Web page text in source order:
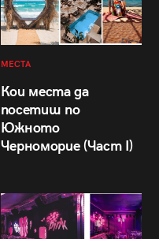
МЕСТА
Кои места да
посетиш по
Южното
Черноморие (Част I)